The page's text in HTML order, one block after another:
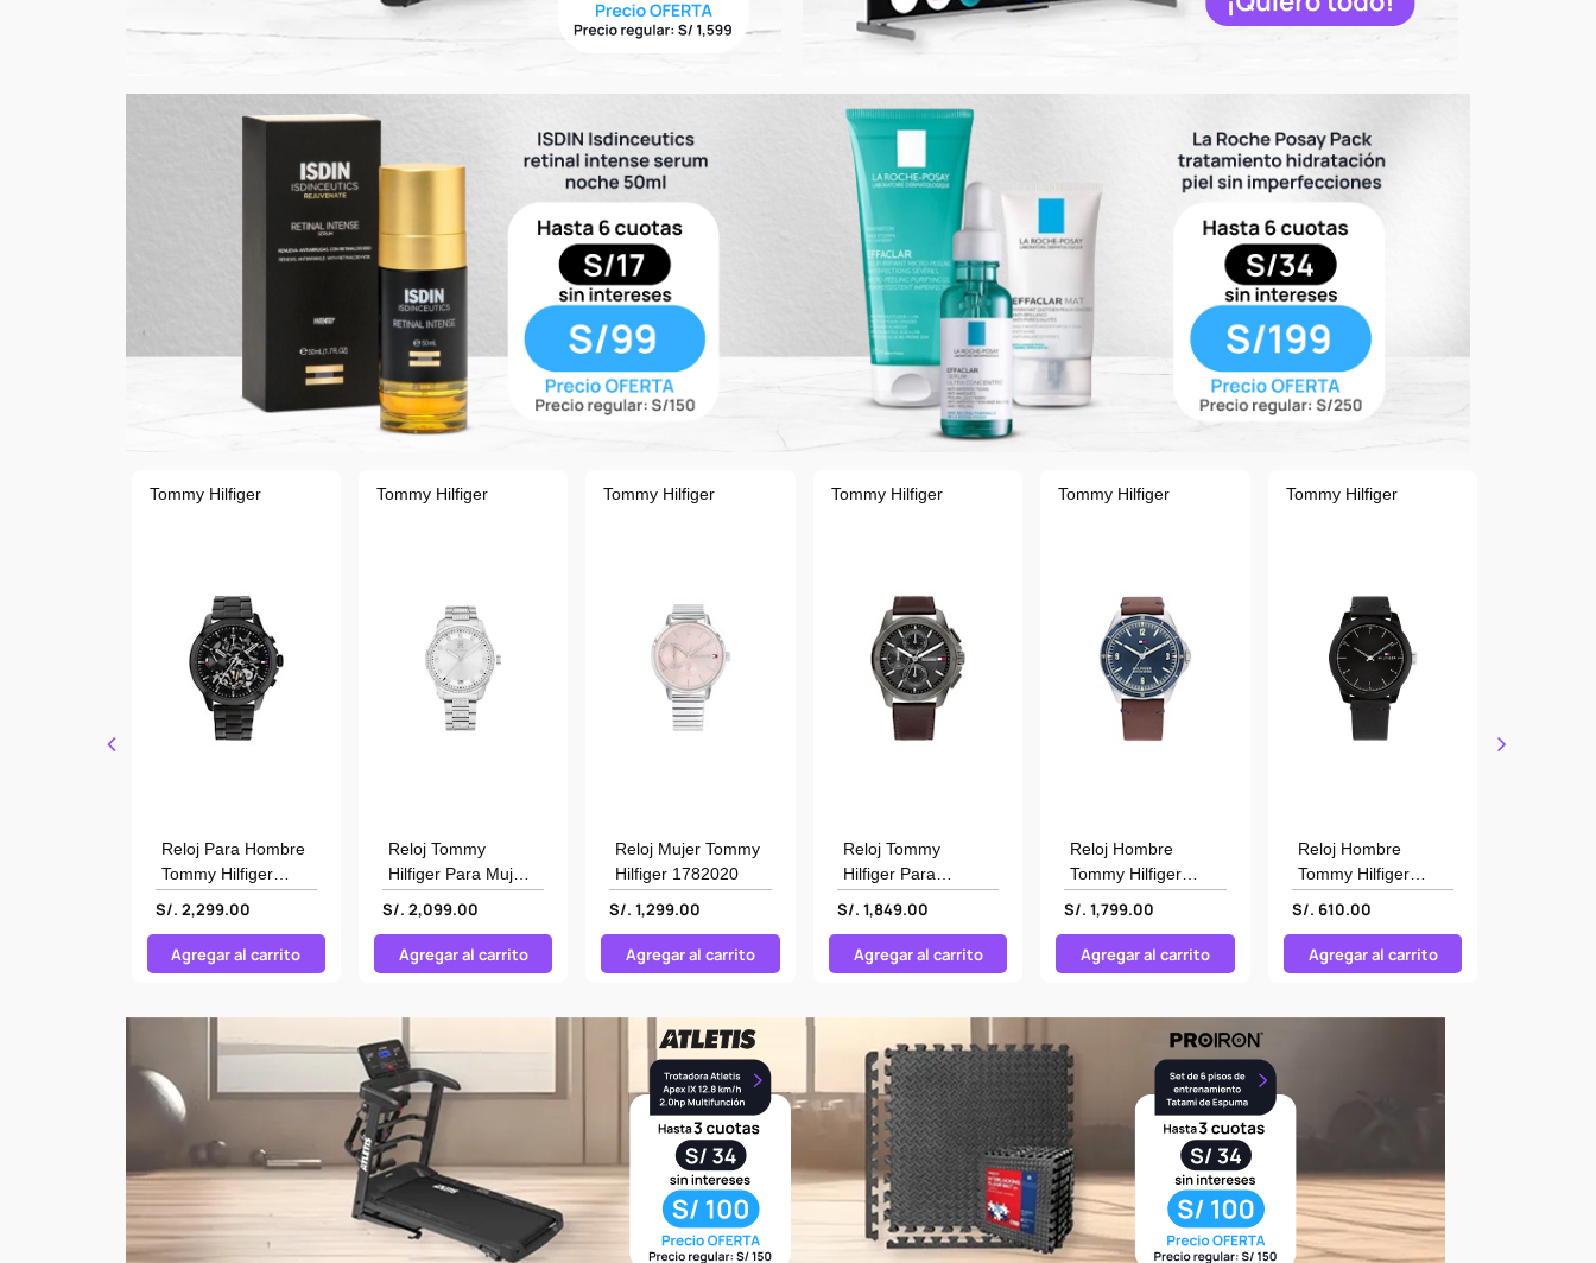
Tommy Hilfiger
Reloj Para Hombre
Tommy Hilfiger
S/. 2,299.00
Agregar al carrito
Tommy Hilfiger
Reloj Tommy
Hilfiger Para Mujer
S/. 2,099.00
Agregar al carrito
Tommy Hilfiger
Reloj Mujer Tommy
Hilfiger 1782020
S/. 1,299.00
Agregar al carrito
Tommy Hilfiger
Reloj Tommy
Hilfiger Para
S/. 1,849.00
Agregar al carrito
Tommy Hilfiger
Reloj Hombre
Tommy Hilfiger
S/. 1,799.00
Agregar al carrito
Tommy Hilfiger
Reloj Hombre
Tommy Hilfiger
S/. 610.00
Agregar al carrito